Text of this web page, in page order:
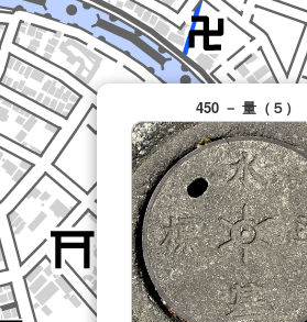
450 － 量（５）